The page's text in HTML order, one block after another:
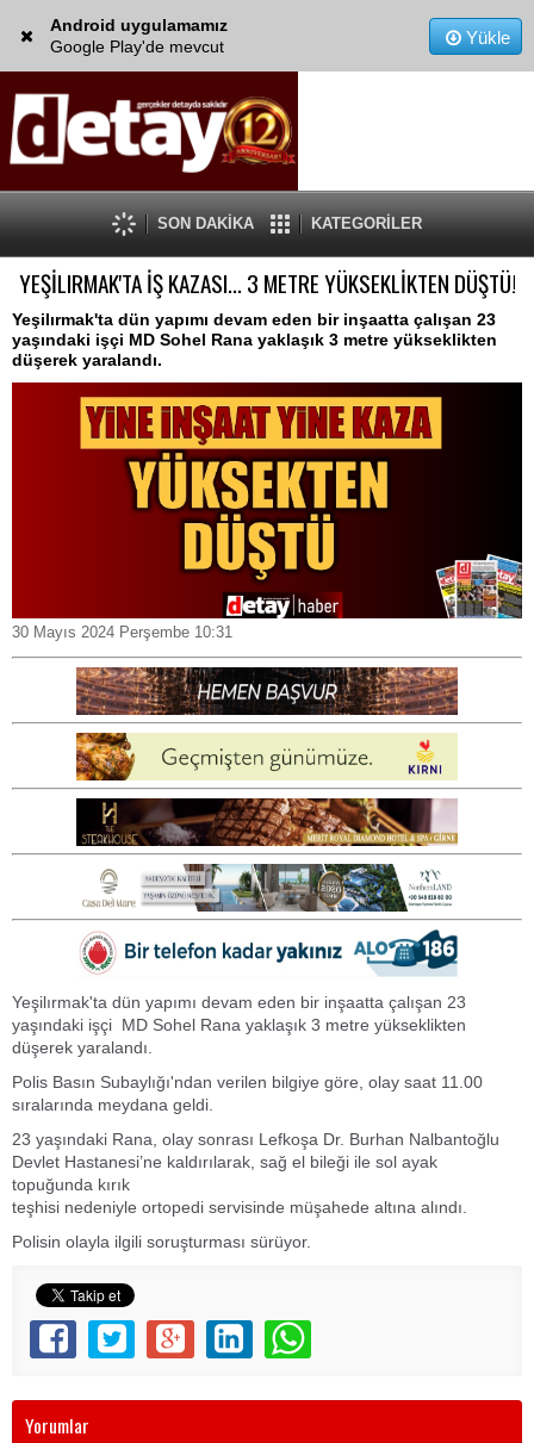
Android uygulamamız
Google Play'de mevcut
Yükle
SON DAKİKA KATEGORİLER
YEŞİLIRMAK'TA İŞ KAZASI... 3 METRE YÜKSEKLİKTEN DÜŞTÜ!
Yeşilırmak'ta dün yapımı devam eden bir inşaatta çalışan 23
yaşındaki işçi MD Sohel Rana yaklaşık 3 metre yükseklikten
düşerek yaralandı.
30 Mayıs 2024 Perşembe 10:31
Yeşilırmak'ta dün yapımı devam eden bir inşaatta çalışan 23
yaşındaki işçi MD Sohel Rana yaklaşık 3 metre yükseklikten
düşerek yaralandı.
Polis Basın Subaylığı'ndan verilen bilgiye göre, olay saat 11.00
sıralarında meydana geldi.
23 yaşındaki Rana, olay sonrası Lefkoşa Dr. Burhan Nalbantoğlu
Devlet Hastanesi’ne kaldırılarak, sağ el bileği ile sol ayak
topuğunda kırık
teşhisi nedeniyle ortopedi servisinde müşahede altına alındı.
Polisin olayla ilgili soruşturması sürüyor.
Yorumlar